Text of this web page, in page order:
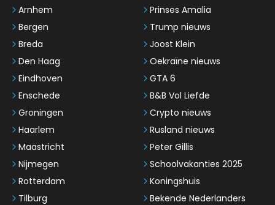
Arnhem
Bergen
Breda
Den Haag
Eindhoven
Enschede
Groningen
Haarlem
Maastricht
Nijmegen
Rotterdam
Tilburg
Prinses Amalia
Trump nieuws
Joost Klein
Oekraïne nieuws
GTA 6
B&B Vol Liefde
Crypto nieuws
Rusland nieuws
Peter Gillis
Schoolvakanties 2025
Koningshuis
Bekende Nederlanders